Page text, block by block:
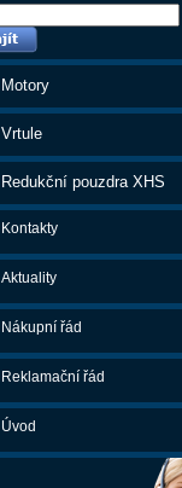
Motory
Vrtule
Redukční pouzdra XHS
Kontakty
Aktuality
Nákupní řád
Reklamační řád
Úvod